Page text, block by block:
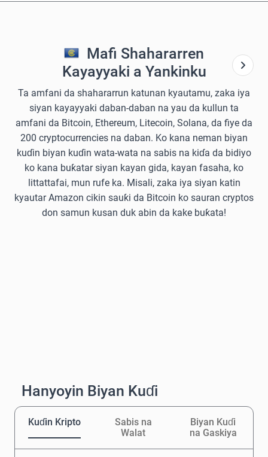
Mafi Shahararren
Kayayyaki a Yankinku
Ta amfani da shahararrun katunan kyautamu, zaka iya
siyan kayayyaki daban-daban na yau da kullun ta
amfani da Bitcoin, Ethereum, Litecoin, Solana, da fiye da
200 cryptocurrencies na daban. Ko kana neman biyan
kuɗin biyan kuɗin wata-wata na sabis na kiɗa da bidiyo
ko kana buƙatar siyan kayan gida, kayan fasaha, ko
littattafai, mun rufe ka. Misali, zaka iya siyan katin
kyautar Amazon cikin sauƙi da Bitcoin ko sauran cryptos
don samun kusan duk abin da kake buƙata!
Hanyoyin Biyan Kuɗi
Kuɗin Kripto
Sabis na
Walat
Biyan Kuɗi
na Gaskiya